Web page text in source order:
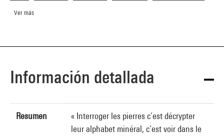
Ver más
Información detallada
Resumen
« Interroger les pierres c’est décrypter
leur alphabet minéral, c’est voir dans le